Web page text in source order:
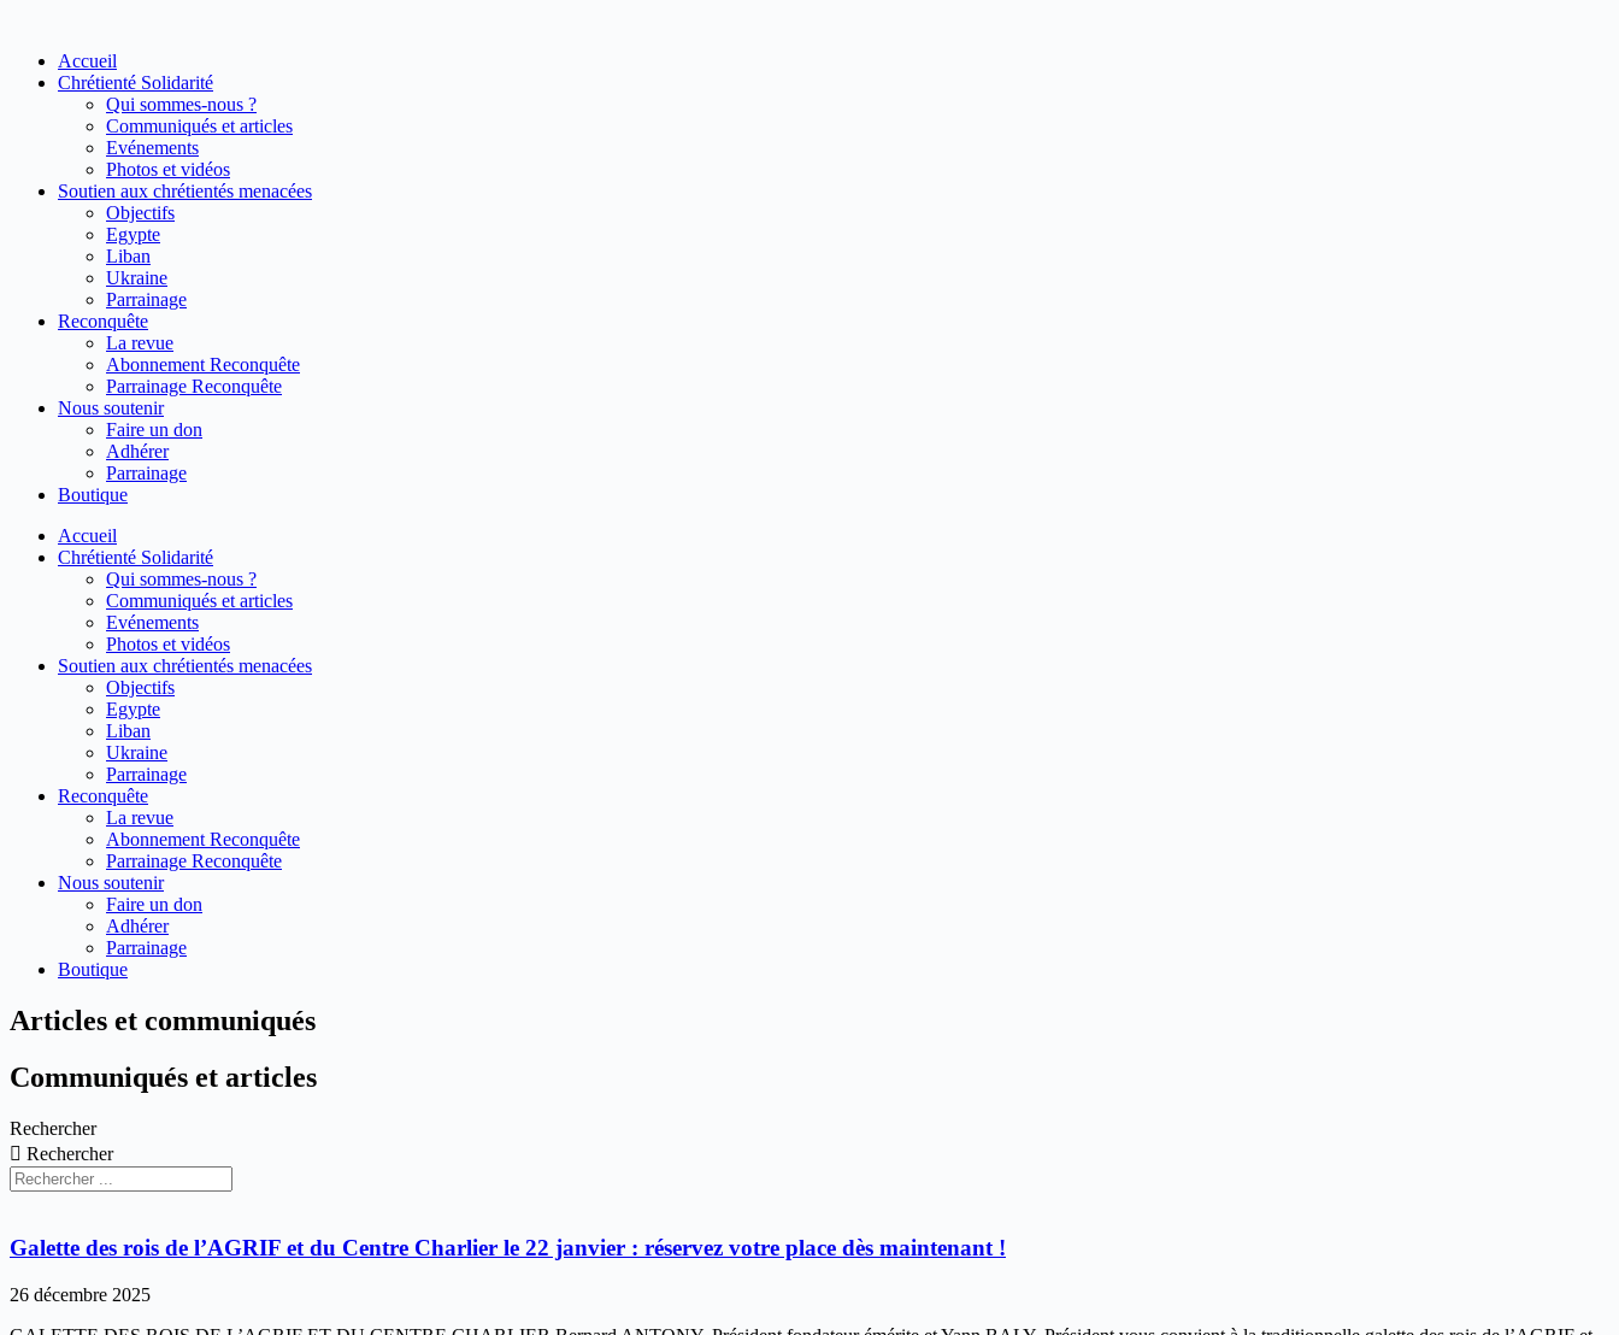
contenuAccueil
Chrétienté Solidarité
Qui sommes-nous ?
Communiqués et articles
Evénements
Photos et vidéos
Soutien aux chrétientés menacées
Objectifs
Egypte
Liban
Ukraine
Parrainage
Reconquête
La revue
Abonnement Reconquête
Parrainage Reconquête
Nous soutenir
Faire un don
Adhérer
Parrainage
Boutique
Accueil
Chrétienté Solidarité
Qui sommes-nous ?
Communiqués et articles
Evénements
Photos et vidéos
Soutien aux chrétientés menacées
Objectifs
Egypte
Liban
Ukraine
Parrainage
Reconquête
La revue
Abonnement Reconquête
Parrainage Reconquête
Nous soutenir
Faire un don
Adhérer
Parrainage
Boutique
Articles et communiqués
Communiqués et articles
Rechercher
Rechercher
Galette des rois de l’AGRIF et du Centre Charlier le 22 janvier : réservez votre place dès maintenant !
26 décembre 2025